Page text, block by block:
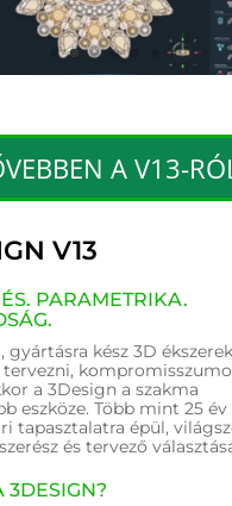
A V13-
V13
PARAMETRIKA.
gyártásra kész 3D
tervezni,
a 3Design a szakma
eszköze. Több mint 25 év
tapasztalatra épül,
és tervező
3DESIGN?